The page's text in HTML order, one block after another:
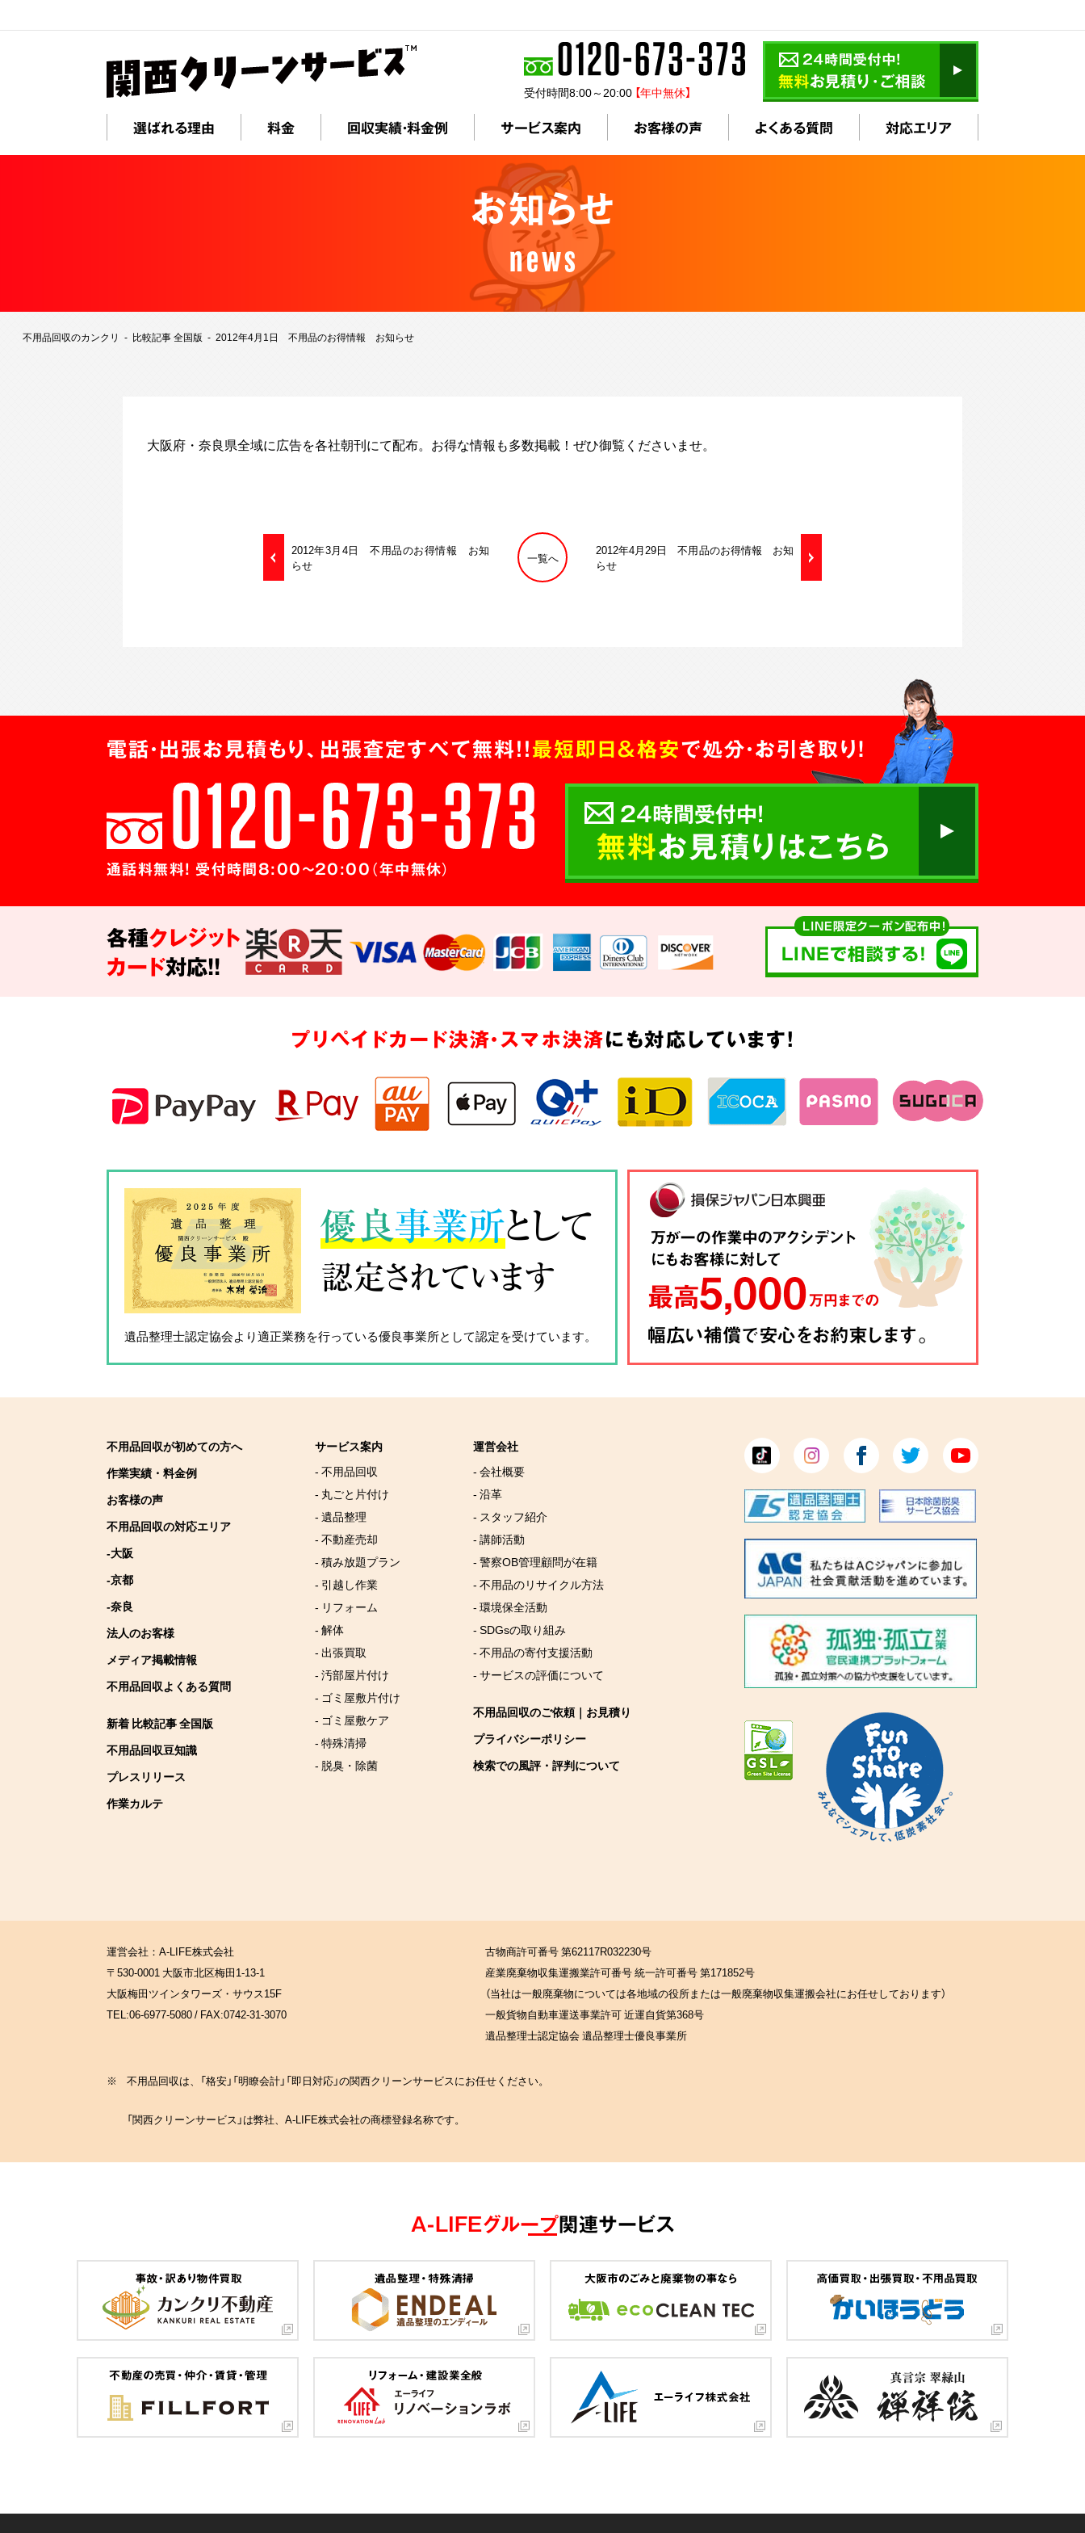
受付時間8:00～20:00 【年中無休】
選ばれる理由 料金 回収実績・料金例 サービス案内 お客様の声 よくある質問 対応エリア
お知らせ
news
不用品回収のカンクリ 比較記事 全国版 2012年4月1日 不用品のお得情報 お知らせ
大阪府・奈良県全域に広告を各社朝刊にて配布。お得な情報も多数掲載！ぜひ御覧くださいませ。
2012年3月4日 不用品のお得情報 お知
らせ
一覧へ
2012年4月29日 不用品のお得情報 お知
らせ
電話・出張お見積もり、出張査定すべて無料!!最短即日＆格安で処分・お引き取り！
通話料無料! 受付時間8:00～20:00（年中無休）
24時間受付中!
無料お見積りはこちら
各種クレジット
カード対応!!
LINE限定クーポン配布中！
LINEで相談する!
プリペイドカード決済・スマホ決済にも対応しています!
優良事業所として
認定されています
遺品整理士認定協会より適正業務を行っている優良事業所として認定を受けています。
不用品回収が初めての方へ
作業実績・料金例
お客様の声
不用品回収の対応エリア
-大阪
-京都
-奈良
法人のお客様
メディア掲載情報
不用品回収よくある質問
新着 比較記事 全国版
不用品回収豆知識
プレスリリース
作業カルテ
サービス案内
- 不用品回収
- 丸ごと片付け
- 遺品整理
- 不動産売却
- 積み放題プラン
- 引越し作業
- リフォーム
- 解体
- 出張買取
- 汚部屋片付け
- ゴミ屋敷片付け
- ゴミ屋敷ケア
- 特殊清掃
- 脱臭・除菌
運営会社
- 会社概要
- 沿革
- スタッフ紹介
- 講師活動
- 警察OB管理顧問が在籍
- 不用品のリサイクル方法
- 環境保全活動
- SDGsの取り組み
- 不用品の寄付支援活動
- サービスの評価について
不用品回収のご依頼｜お見積り
プライバシーポリシー
検索での風評・評判について
運営会社：A-LIFE株式会社
〒530-0001 大阪市北区梅田1-13-1
大阪梅田ツインタワーズ・サウス15F
TEL:06-6977-5080 / FAX:0742-31-3070
古物商許可番号 第62117R032230号
産業廃棄物収集運搬業許可番号 統一許可番号 第171852号
（当社は一般廃棄物については各地域の役所または一般廃棄物収集運搬会社にお任せしております）
一般貨物自動車運送事業許可 近運自貨第368号
遺品整理士認定協会 遺品整理士優良事業所
※ 不用品回収は、「格安」「明瞭会計」「即日対応」の関西クリーンサービスにお任せください。
「関西クリーンサービス」は弊社、A-LIFE株式会社の商標登録名称です。
A-LIFEグループ関連サービス